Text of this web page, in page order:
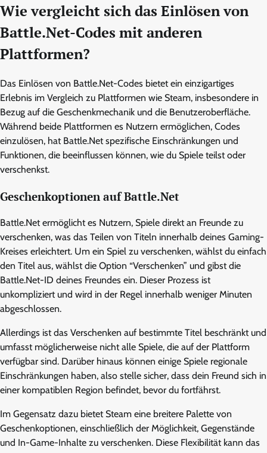
Wie vergleicht sich das Einlösen von
Battle.Net-Codes mit anderen
Plattformen?
Das Einlösen von Battle.Net-Codes bietet ein einzigartiges
Erlebnis im Vergleich zu Plattformen wie Steam, insbesondere in
Bezug auf die Geschenkmechanik und die Benutzeroberfläche.
Während beide Plattformen es Nutzern ermöglichen, Codes
einzulösen, hat Battle.Net spezifische Einschränkungen und
Funktionen, die beeinflussen können, wie du Spiele teilst oder
verschenkst.
Geschenkoptionen auf Battle.Net
Battle.Net ermöglicht es Nutzern, Spiele direkt an Freunde zu
verschenken, was das Teilen von Titeln innerhalb deines Gaming-
Kreises erleichtert. Um ein Spiel zu verschenken, wählst du einfach
den Titel aus, wählst die Option “Verschenken” und gibst die
Battle.Net-ID deines Freundes ein. Dieser Prozess ist
unkompliziert und wird in der Regel innerhalb weniger Minuten
abgeschlossen.
Allerdings ist das Verschenken auf bestimmte Titel beschränkt und
umfasst möglicherweise nicht alle Spiele, die auf der Plattform
verfügbar sind. Darüber hinaus können einige Spiele regionale
Einschränkungen haben, also stelle sicher, dass dein Freund sich in
einer kompatiblen Region befindet, bevor du fortfährst.
Im Gegensatz dazu bietet Steam eine breitere Palette von
Geschenkoptionen, einschließlich der Möglichkeit, Gegenstände
und In-Game-Inhalte zu verschenken. Diese Flexibilität kann das